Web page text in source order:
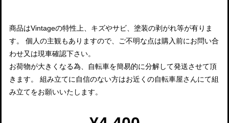
商品はVintageの特性上、キズやサビ、塗装の剥がれ等が有りま
す。 個人の主観もありますので、ご不明な点は購入前にお問い合
わせ又は現車確認下さい。
お荷物が大きくなる為、自転車を簡易的に分解して発送させて頂
きます。 組み立てに自信のない方はお近くの自転車屋さんにて組
み立てをお願いいたします。